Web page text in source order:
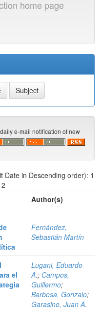
home page
e-mail notification of new
Date in Descending order): 1
Author(s)
Fernández,
Sebastián Martín
el
Lugani, Eduardo
A.; Campos,
Guillermo;
Barbosa, Gonzalo;
Garasino, Juan A.